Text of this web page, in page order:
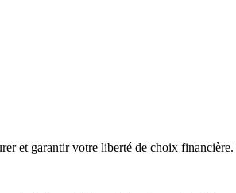
et garantir votre liberté de choix financière.